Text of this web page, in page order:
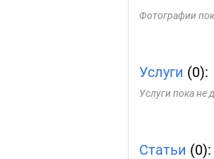
Фотографии
Услуги (0):
Услуги пока не
Статьи (0):